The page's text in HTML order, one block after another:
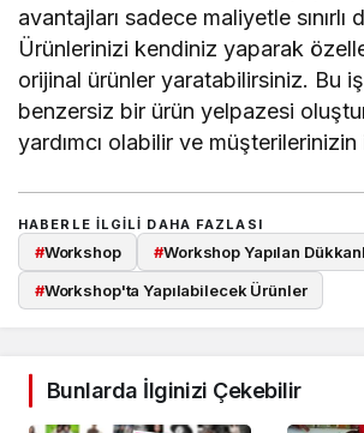
avantajları sadece maliyetle sınırlı
Ürünlerinizi kendiniz yaparak
orijinal ürünler yaratabilirsiniz. Bu
benzersiz bir ürün yelpazesi
yardımcı olabilir ve
HABERLE ILGILI DAHA FAZLASI
#Workshop #Workshop Yapılan
#Workshop'ta Yapılabilecek Ürünler
Bunlarda İlginizi Çekebilir